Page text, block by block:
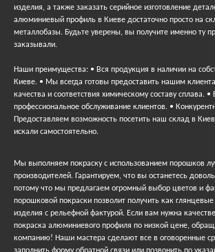
изделия, а также заказать серийное изготовление
алюминиевый профиль в Киеве достаточно просто на
металлобазы. Будьте уверены, вы получите именно ту
заказывали.
Наши преимущества: • Вся продукция в наличии на
Киеве. • Мы всегда готовы предоставить нашим
качества и соответствия химическому составу сплава. •
профессиональное обслуживание клиентов. •
Предоставляем возможность посетить наш склад в
искали самостоятельно.
Мы выполняем покраску с использованием порошков
производителей. Гарантируем, что вы останетесь
потому что мы предлагаем огромный выбор цветов и
порошковой покраски позволит получить как глянцевые
изделия с рельефной фактурой. Если вам нужна
покраска алюминиевого профиля по низкой цене,
компанию! Наши мастера сделают все в оговоренные